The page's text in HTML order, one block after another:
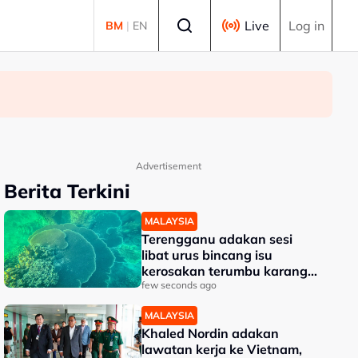
BM | EN Live Log in
Advertisement
Berita Terkini
MALAYSIA
Terengganu adakan sesi
libat urus bincang isu
kerosakan terumbu karang
di Pulau Redang
few seconds ago
MALAYSIA
Khaled Nordin adakan
lawatan kerja ke Vietnam,